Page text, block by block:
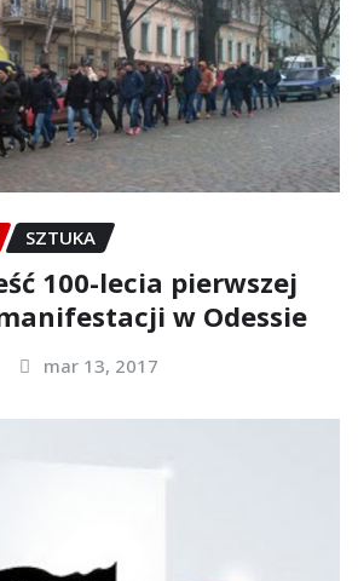
SZTUKA
100-lecia pierwszej
w Odessie
mar 13, 2017